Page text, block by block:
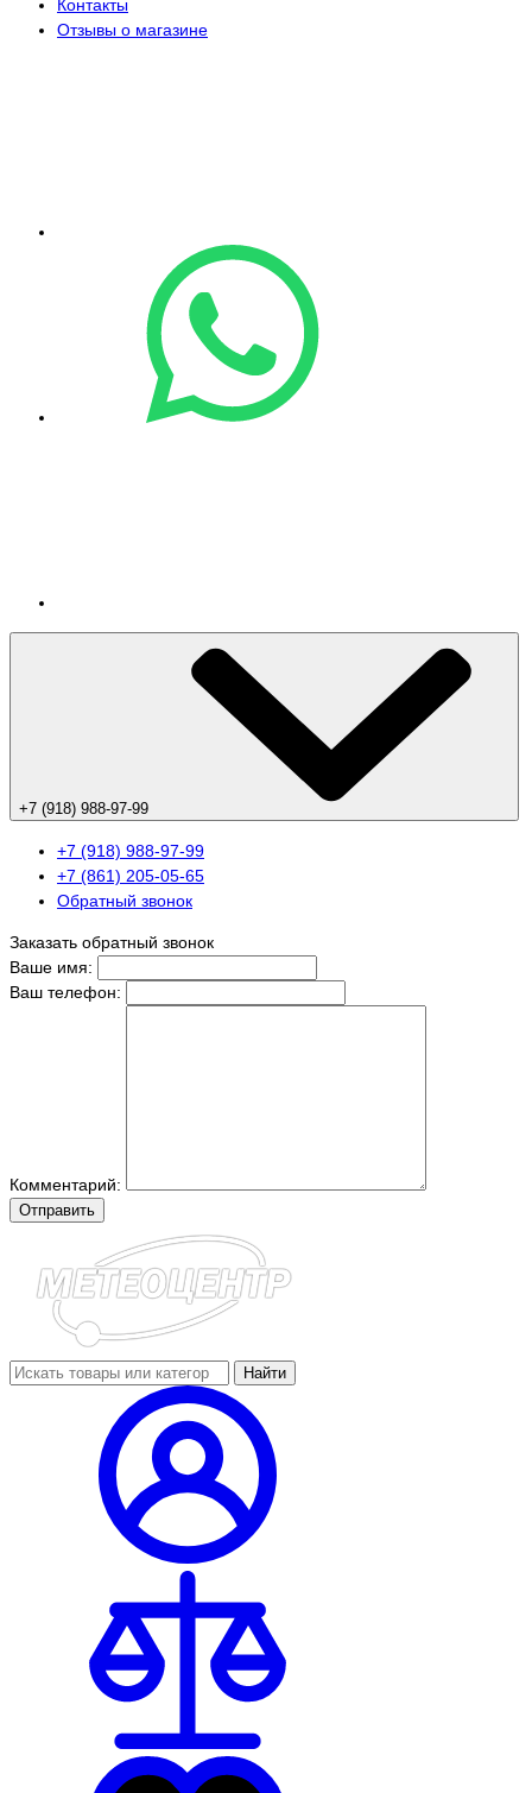
Контакты
Отзывы о магазине
+7 (918) 988-97-99
+7 (918) 988-97-99
+7 (861) 205-05-65
Обратный звонок
Заказать обратный звонок
Ваше имя:
Ваш телефон:
Комментарий:
Отправить
Найти